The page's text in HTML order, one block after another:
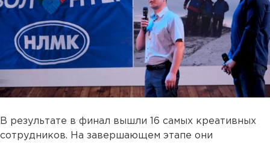
В результате в финал вышли 16 самых креативных
сотрудников. На завершающем этапе они